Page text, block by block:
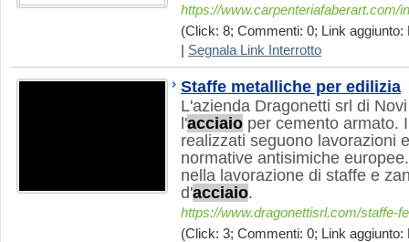
https://www.carpenteriafaberart.com/
(Click: 8; Commenti: 0; Link aggiunto:
Segnala Link Interrotto
Staffe metalliche per edilizia
L'azienda Dragonetti srl di
l'acciaio per cemento armato.
realizzati seguono lavorazioni
normative antisimiche
nella lavorazione di staffe e
d'acciaio.
https://www.dragonettisrl.com/staffe-
(Click: 3; Commenti: 0; Link aggiunto: